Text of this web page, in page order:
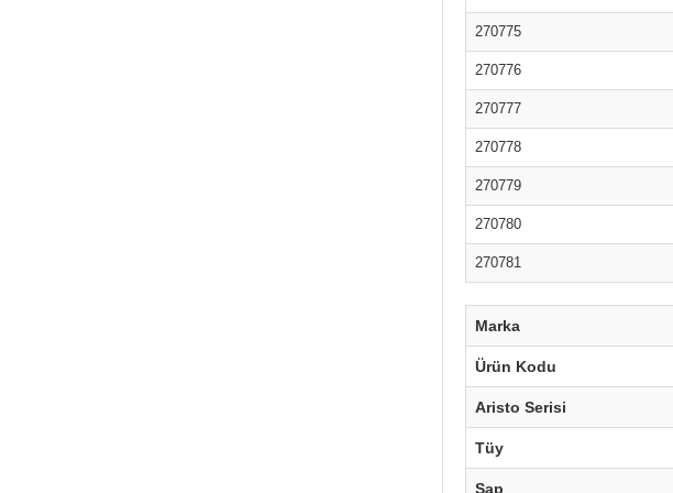
270775
270776
270777
270778
270779
270780
270781
Marka
Ürün Kodu
Aristo Serisi
Tüy
Sap